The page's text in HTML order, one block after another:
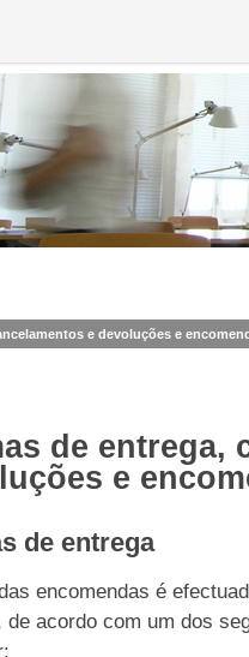
e devoluções e
de entrega,
e
de entrega
encomendas é
de acordo com um dos